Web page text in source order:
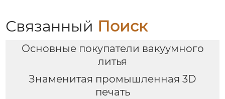
Связанный Поиск
Основные покупатели вакуумного
литья
Знаменитая промышленная 3D
печать